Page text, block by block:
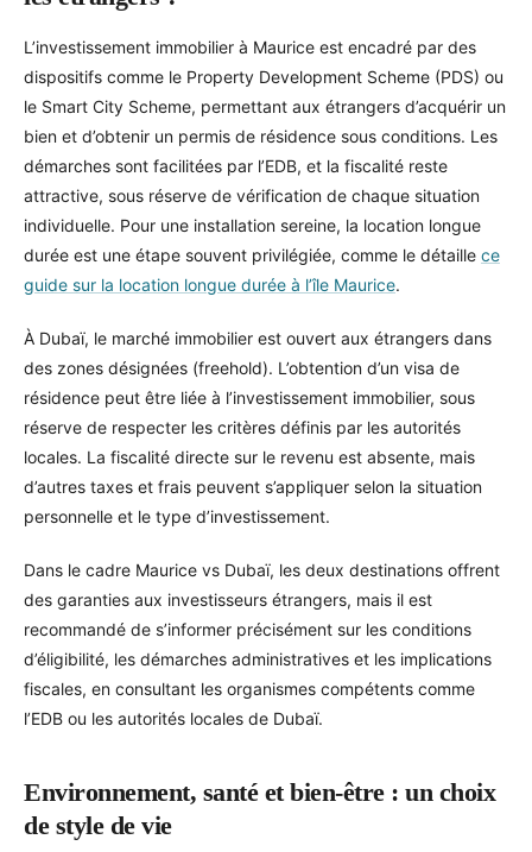
L’investissement immobilier à Maurice est encadré par des
dispositifs comme le Property Development Scheme (PDS) ou
le Smart City Scheme, permettant aux étrangers d’acquérir un
bien et d’obtenir un permis de résidence sous conditions. Les
démarches sont facilitées par l’EDB, et la fiscalité reste
attractive, sous réserve de vérification de chaque situation
individuelle. Pour une installation sereine, la location longue
durée est une étape souvent privilégiée, comme le détaille ce
guide sur la location longue durée à l’île Maurice.
À Dubaï, le marché immobilier est ouvert aux étrangers dans
des zones désignées (freehold). L’obtention d’un visa de
résidence peut être liée à l’investissement immobilier, sous
réserve de respecter les critères définis par les autorités
locales. La fiscalité directe sur le revenu est absente, mais
d’autres taxes et frais peuvent s’appliquer selon la situation
personnelle et le type d’investissement.
Dans le cadre Maurice vs Dubaï, les deux destinations offrent
des garanties aux investisseurs étrangers, mais il est
recommandé de s’informer précisément sur les conditions
d’éligibilité, les démarches administratives et les implications
fiscales, en consultant les organismes compétents comme
l’EDB ou les autorités locales de Dubaï.
Environnement, santé et bien-être : un choix
de style de vie